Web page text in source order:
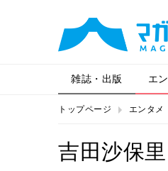
雑誌・出版 エ
トップページ エンタメ
吉田沙保